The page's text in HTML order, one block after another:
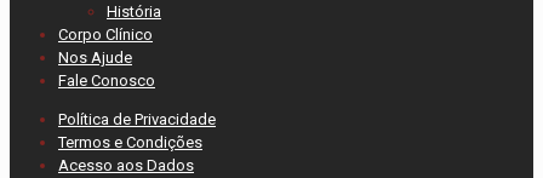
História
Corpo Clínico
Nos Ajude
Fale Conosco
Política de Privacidade
Termos e Condições
Acesso aos Dados